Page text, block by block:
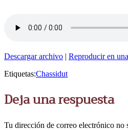
Descargar archivo | Reproducir en
Etiquetas:Chassidut
Deja una respuesta
Tu dirección de correo electrónico no